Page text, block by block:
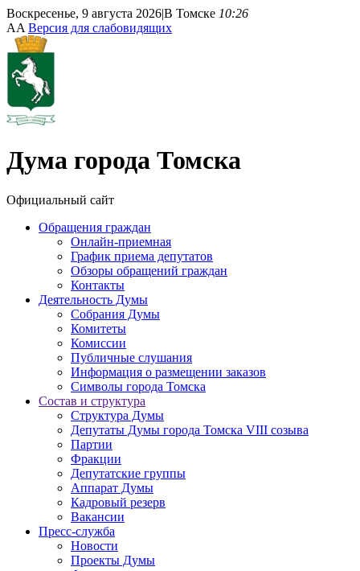
Воскресенье, 9 августа 2026|В Томске 10:26
AA Версия для слабовидящих
Дума города Томска
Официальный сайт
Обращения граждан
Онлайн-приемная
График приема депутатов
Обзоры обращений граждан
Контакты
Деятельность Думы
Собрания Думы
Комитеты
Комиссии
Публичные слушания
Информация о размещении заказов
Символы города Томска
Состав и структура
Структура Думы
Депутаты Думы города Томска VIII созыва
Партии
Фракции
Депутатские группы
Аппарат Думы
Кадровый резерв
Вакансии
Пресс-служба
Новости
Проекты Думы